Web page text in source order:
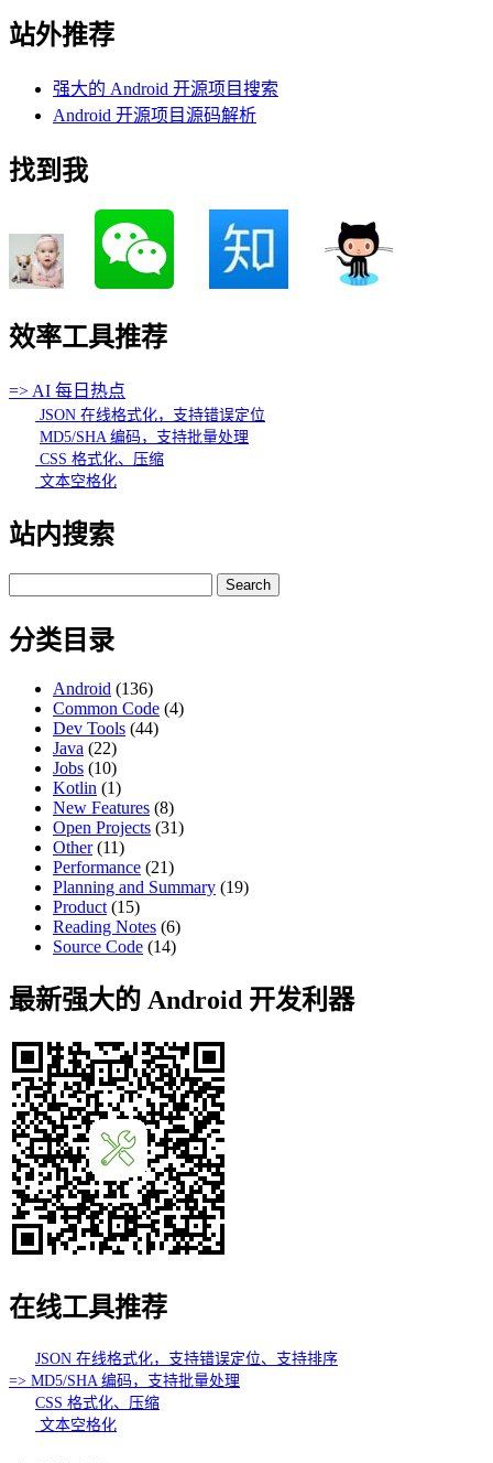
站外推荐
强大的 Android 开源项目搜索
Android 开源项目源码解析
找到我
效率工具推荐
=> AI 每日热点
JSON 在线格式化，支持错误定位
MD5/SHA 编码，支持批量处理
CSS 格式化、压缩
文本空格化
站内搜索
for:
分类目录
Android (136)
Common Code (4)
Dev Tools (44)
Java (22)
Jobs (10)
Kotlin (1)
New Features (8)
Open Projects (31)
Other(11)
Performance (21)
Planning and Summary (19)
Product (15)
Reading Notes (6)
Source Code (14)
最新强大的 Android 开发利器
在线工具推荐
JSON 在线格式化，支持错误定位、支持排序
=> MD5/SHA 编码，支持批量处理
CSS 格式化、压缩
文本空格化